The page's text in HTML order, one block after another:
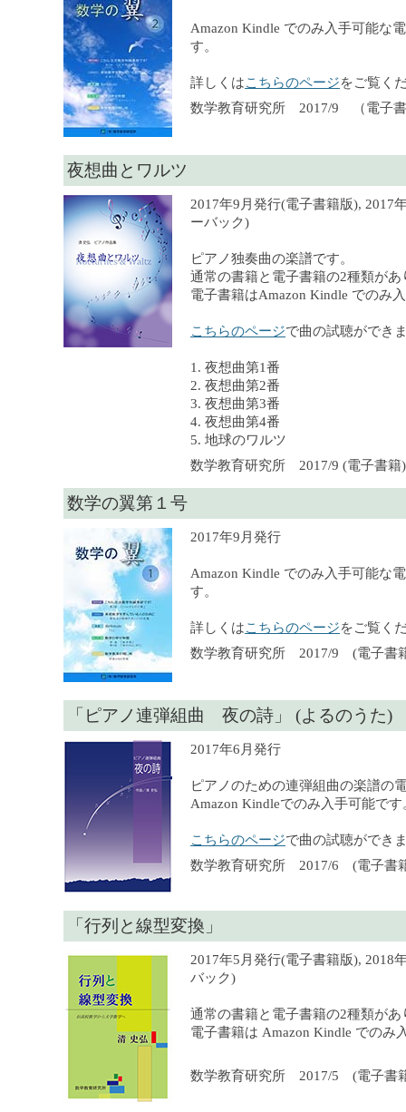
Amazon Kindle でのみ入手可能な
す。
詳しくはこちらのページをご覧く
数学教育研究所 2017/9 （電子
夜想曲とワルツ
2017年9月発行(電子書籍版), 2017
ーバック)
ピアノ独奏曲の楽譜です。
通常の書籍と電子書籍の2種類があ
電子書籍はAmazon Kindle でのみ
こちらのページで曲の試聴ができ
1. 夜想曲第1番
2. 夜想曲第2番
3. 夜想曲第3番
4. 夜想曲第4番
5. 地球のワルツ
数学教育研究所 2017/9 (電子書籍
数学の翼第１号
2017年9月発行
Amazon Kindle でのみ入手可能な
す。
詳しくはこちらのページをご覧く
数学教育研究所 2017/9 (電子書
「ピアノ連弾組曲 夜の詩」 (よるのうた)
2017年6月発行
ピアノのための連弾組曲の楽譜の
Amazon Kindleでのみ入手可能です
こちらのページで曲の試聴ができ
数学教育研究所 2017/6 (電子書
「行列と線型変換」
2017年5月発行(電子書籍版), 2018
バック)
通常の書籍と電子書籍の2種類があ
電子書籍は Amazon Kindle でのみ
数学教育研究所 2017/5 (電子書